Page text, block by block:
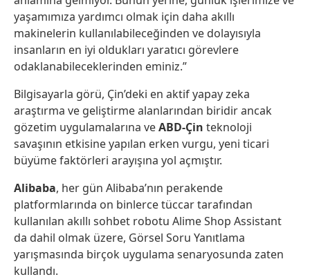
yaşamımıza yardımcı olmak için daha akıllı
makinelerin kullanılabileceğinden ve dolayısıyla
insanların en iyi oldukları yaratıcı görevlere
odaklanabileceklerinden eminiz.”
Bilgisayarla görü, Çin’deki en aktif yapay zeka
araştırma ve geliştirme alanlarından biridir ancak
gözetim uygulamalarına veABD-Çin teknoloji
savaşının etkisine yapılan erken vurgu, yeni ticari
büyüme faktörleri arayışına yol açmıştır.
Alibaba, her gün Alibaba’nın perakende
platformlarında on binlerce tüccar tarafından
kullanılan akıllı sohbet robotu Alime Shop Assistant
da dahil olmak üzere, Görsel Soru Yanıtlama
yarışmasında birçok uygulama senaryosunda zaten
kullandı.